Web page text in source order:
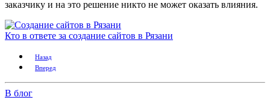
заказчику и на это решение никто не может оказать влияния.
Кто в ответе за создание сайтов в Рязани
Назад
Вперед
В блог